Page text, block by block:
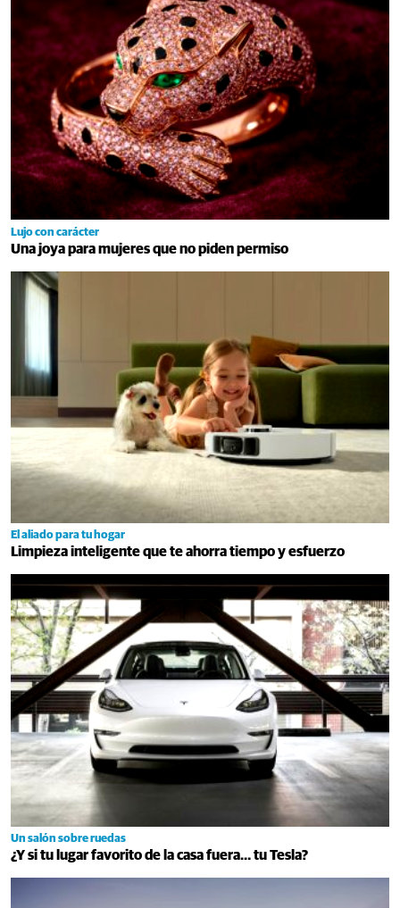
Lujo con carácter
Una joya para mujeres que no piden permiso
El aliado para tu hogar
Limpieza inteligente que te ahorra tiempo y esfuerzo
Un salón sobre ruedas
¿Y si tu lugar favorito de la casa fuera… tu Tesla?